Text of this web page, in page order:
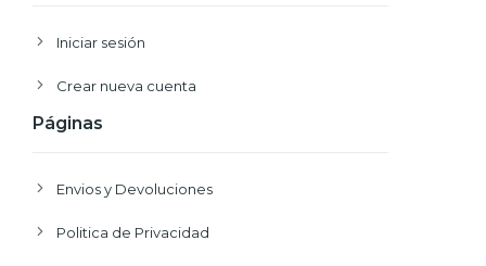
Iniciar sesión
Crear nueva cuenta
Páginas
Envios y Devoluciones
Politica de Privacidad